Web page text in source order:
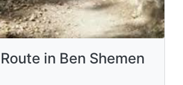
in Ben Shemen